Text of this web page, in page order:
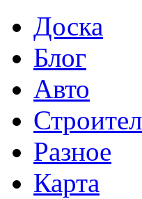
Доска
Блог
Авто
Разное
Карта